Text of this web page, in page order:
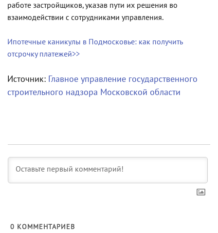
работе застройщиков, указав пути их решения во
взаимодействии с сотрудниками управления.
Ипотечные каникулы в Подмосковье: как получить
отсрочку платежей>>
Источник: Главное управление государственного
строительного надзора Московской области
0 КОММЕНТАРИЕВ